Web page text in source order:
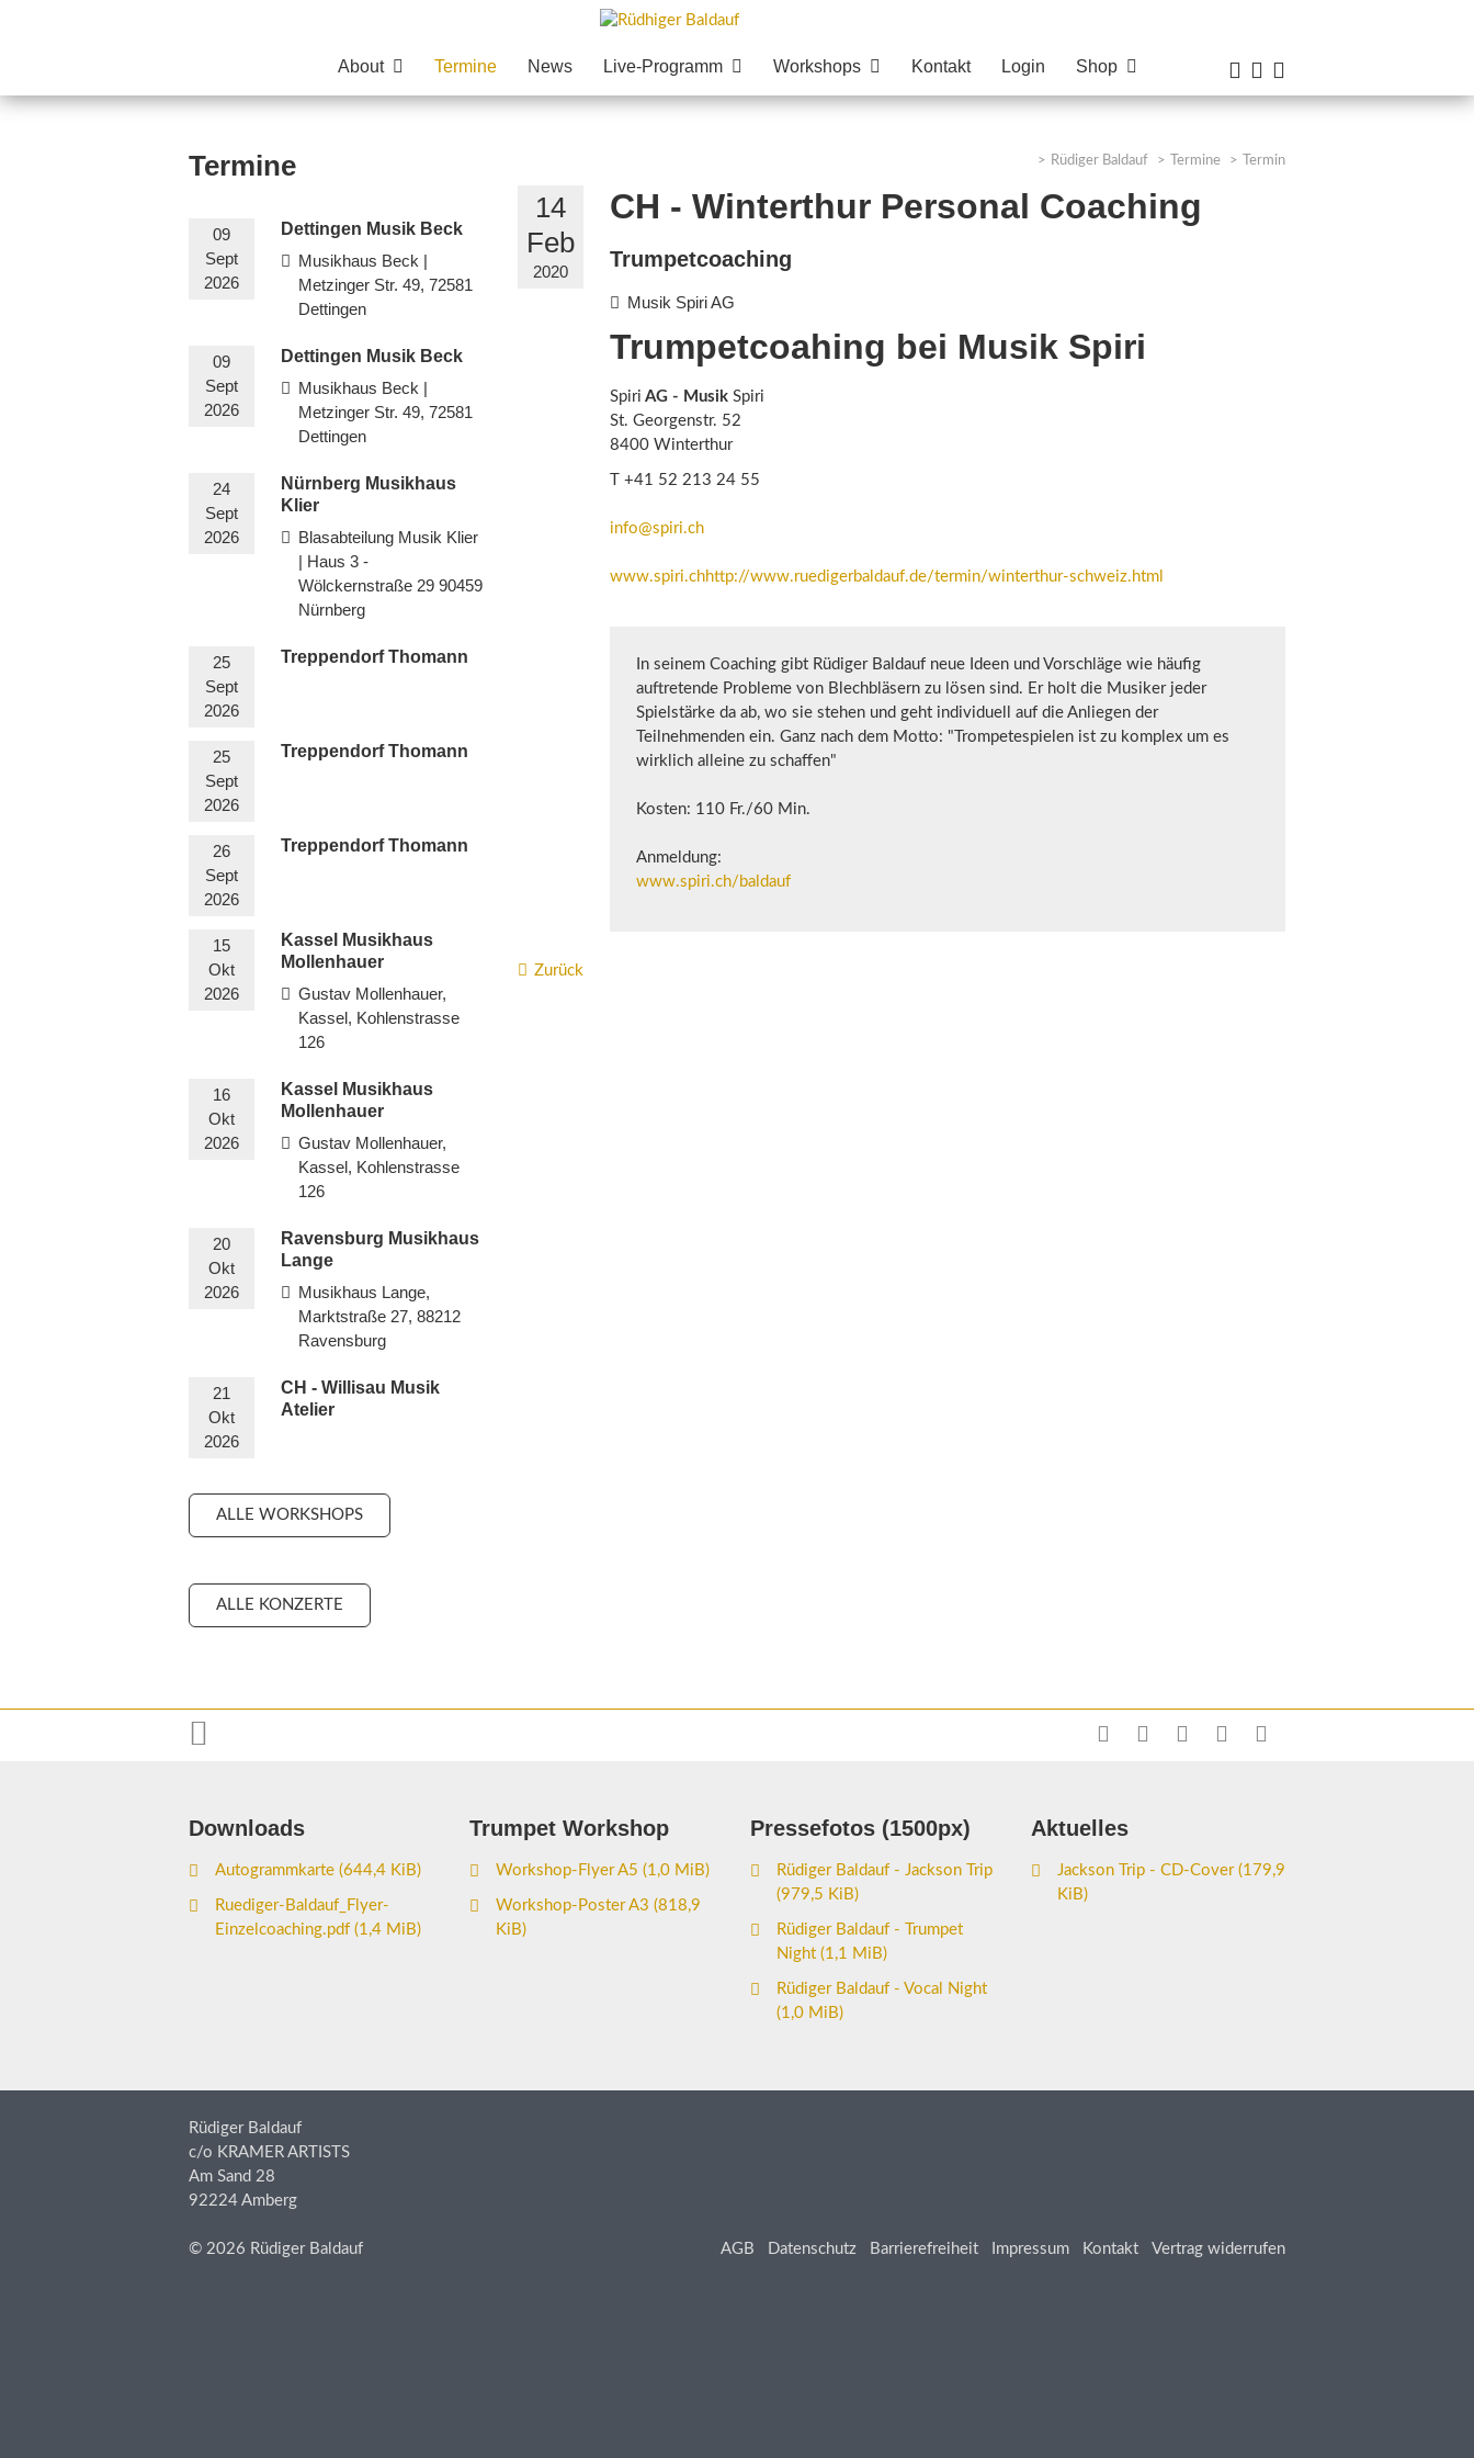
  
About Termine News Live-Programm Workshops Kontakt Login Shop
Rüdiger Baldauf Termine Termin
14
Feb
2020
CH - Winterthur Personal Coaching
Trumpetcoaching
Musik Spiri AG
Trumpetcoahing bei Musik Spiri
Spiri AG - Musik Spiri
St. Georgenstr. 52
8400 Winterthur
T +41 52 213 24 55
info@spiri.ch
www.spiri.chhttp://www.ruedigerbaldauf.de/termin/winterthur-schweiz.html
In seinem Coaching gibt Rüdiger Baldauf neue Ideen und Vorschläge wie häufig
auftretende Probleme von Blechbläsern zu lösen sind. Er holt die Musiker jeder
Spielstärke da ab, wo sie stehen und geht individuell auf die Anliegen der
Teilnehmenden ein. Ganz nach dem Motto: "Trompetespielen ist zu komplex um es
wirklich alleine zu schaffen"
Kosten: 110 Fr./60 Min.
Anmeldung:
www.spiri.ch/baldauf
Zurück
Termine
09
Sept
2026
Dettingen Musik Beck
Musikhaus Beck |
Metzinger Str. 49, 72581
Dettingen
09
Sept
2026
Dettingen Musik Beck
Musikhaus Beck |
Metzinger Str. 49, 72581
Dettingen
24
Sept
2026
Nürnberg Musikhaus
Klier
Blasabteilung Musik Klier
| Haus 3 -
Wölckernstraße 29 90459
Nürnberg
25
Sept
2026
Treppendorf Thomann
25
Sept
2026
Treppendorf Thomann
26
Sept
2026
Treppendorf Thomann
15
Okt
2026
Kassel Musikhaus
Mollenhauer
Gustav Mollenhauer,
Kassel, Kohlenstrasse
126
16
Okt
2026
Kassel Musikhaus
Mollenhauer
Gustav Mollenhauer,
Kassel, Kohlenstrasse
126
20
Okt
2026
Ravensburg Musikhaus
Lange
Musikhaus Lange,
Marktstraße 27, 88212
Ravensburg
21
Okt
2026
CH - Willisau Musik
Atelier
ALLE WORKSHOPS
ALLE KONZERTE

Downloads
Autogrammkarte (644,4 KiB)
Ruediger-Baldauf_Flyer-
Einzelcoaching.pdf (1,4 MiB)
Trumpet Workshop
Workshop-Flyer A5 (1,0 MiB)
Workshop-Poster A3 (818,9
KiB)
Pressefotos (1500px)
Rüdiger Baldauf - Jackson Trip
(979,5 KiB)
Rüdiger Baldauf - Trumpet
Night (1,1 MiB)
Rüdiger Baldauf - Vocal Night
(1,0 MiB)
Aktuelles
Jackson Trip - CD-Cover (179,9
KiB)
Rüdiger Baldauf
c/o KRAMER ARTISTS
Am Sand 28
92224 Amberg
© 2026 Rüdiger Baldauf AGB Datenschutz Barrierefreiheit Impressum Kontakt Vertrag widerrufen